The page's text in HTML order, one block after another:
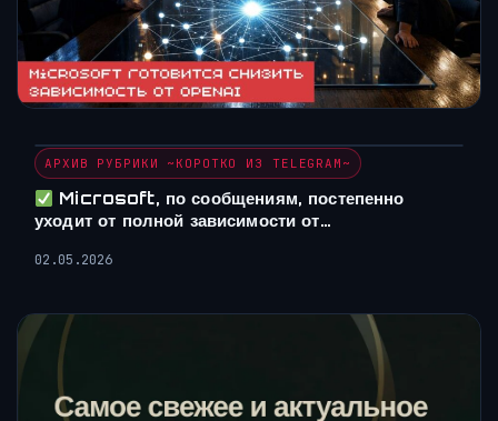
АРХИВ РУБРИКИ ~КОРОТКО ИЗ TELEGRAM~
Microsoft, по сообщениям, постепенно
уходит от полной зависимости от…
02.05.2026